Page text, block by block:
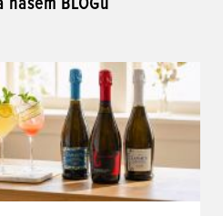
našem BLOGu